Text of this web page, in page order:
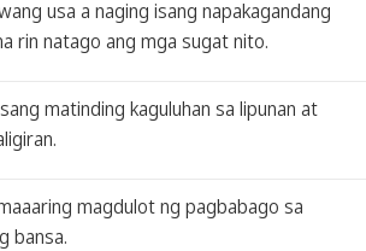
usa a naging isang napakagandang
rin natago ang mga sugat nito.
matinding kaguluhan sa lipunan at
magdulot ng pagbabago sa
bansa.